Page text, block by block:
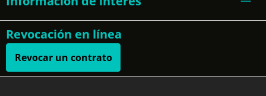
Revocación en línea
Revocar un contrato